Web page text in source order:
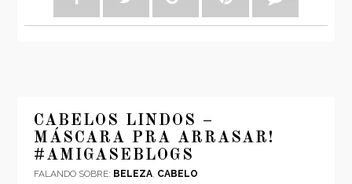
CABELOS LINDOS –
MÁSCARA PRA ARRASAR!
#AMIGASEBLOGS
FALANDO SOBRE: BELEZA, CABELO